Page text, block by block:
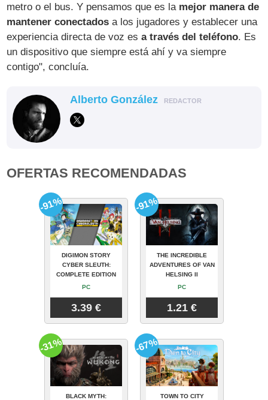
metro o el bus. Y pensamos que es la mejor manera de
mantener conectados a los jugadores y establecer una
experiencia directa de voz esa través del teléfono. Es
un dispositivo que siempre está ahí y va siempre
contigo", concluía.
Alberto González REDACTOR
OFERTAS RECOMENDADAS
DIGIMON STORY
CYBER SLEUTH:
COMPLETE EDITION
PC
3.39 €
-91%
THE INCREDIBLE
ADVENTURES OF VAN
HELSING II
PC
1.21 €
-91%
BLACK MYTH:
-31%
TOWN TO CITY
-67%